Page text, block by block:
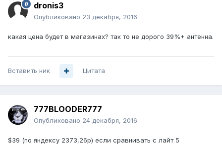
dronis3
Опубликовано 23 декабря, 2016
какая цена будет в магазинах? так то не дорого 39%+ антенна.
Вставить ник Цитата
777BLOODER777
Опубликовано 24 декабря, 2016
$39 (по яндексу 2373,26р) если сравнивать с лайт 5